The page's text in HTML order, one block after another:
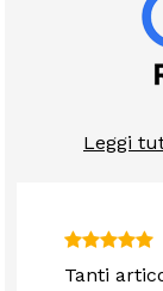
Leggi
Tanti